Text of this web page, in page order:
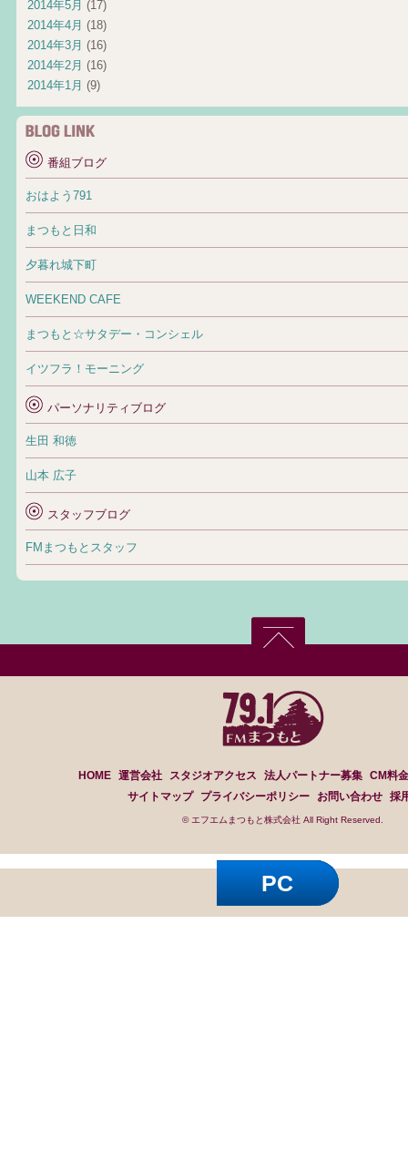
2014年5月 (17)
2014年4月 (18)
2014年3月 (16)
2014年2月 (16)
2014年1月 (9)
番組ブログ
おはよう791
まつもと日和
夕暮れ城下町
WEEKEND CAFE
まつもと☆サタデー・コンシェル
イツフラ！モーニング
パーソナリティブログ
生田 和徳
山本 広子
スタッフブログ
FMまつもとスタッフ
HOME 運営会社 スタジオアクセス 法人パートナー募集 CM料
サイトマップ
プライバシーポリシー お問い合わせ 採
© エフエムまつもと株式会社 All Right Reserved.
PC